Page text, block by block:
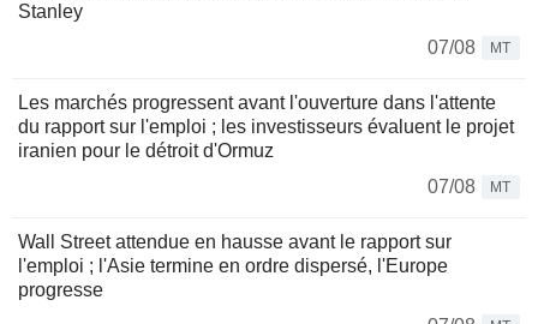
Stanley
07/08
MT
Les marchés progressent avant l'ouverture dans l'attente
du rapport sur l'emploi ; les investisseurs évaluent le projet
iranien pour le détroit d'Ormuz
07/08
MT
Wall Street attendue en hausse avant le rapport sur
l'emploi ; l'Asie termine en ordre dispersé, l'Europe
progresse